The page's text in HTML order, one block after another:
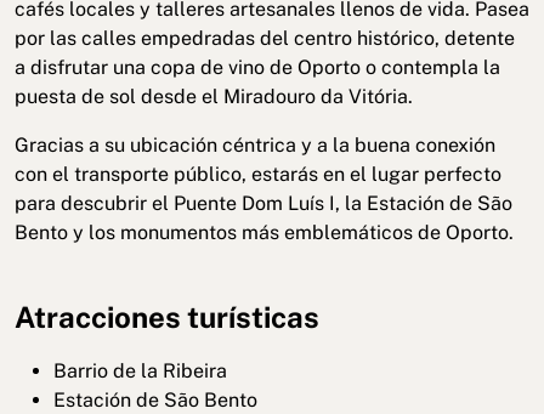
cafés locales y talleres artesanales llenos de vida. Pasea
por las calles empedradas del centro histórico, detente
a disfrutar una copa de vino de Oporto o contempla la
puesta de sol desde el Miradouro da Vitória.
Gracias a su ubicación céntrica y a la buena conexión
con el transporte público, estarás en el lugar perfecto
para descubrir el Puente Dom Luís I, la Estación de São
Bento y los monumentos más emblemáticos de Oporto.
Atracciones turísticas
Barrio de la Ribeira
Estación de São Bento